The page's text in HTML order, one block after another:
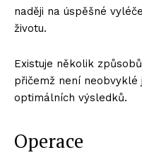
naději na úspěšné
životu.
Existuje několik
přičemž není
optimálních výsledků.
Operace